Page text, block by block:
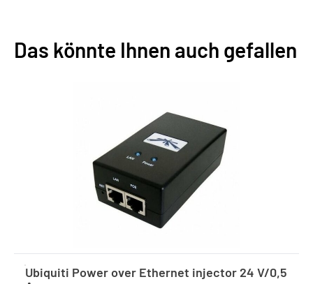
Das könnte Ihnen auch gefallen
Ubiquiti Power over Ethernet injector 24 V/0,5